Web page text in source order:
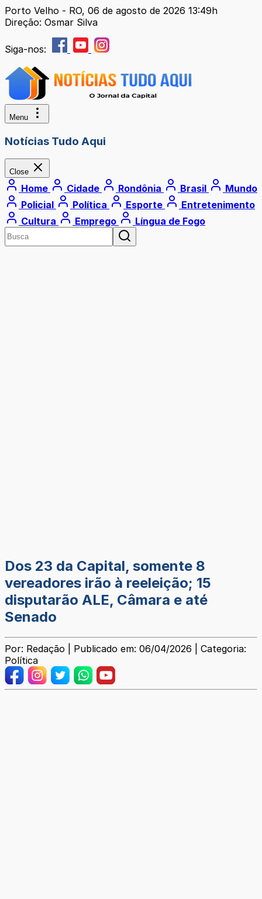
Porto Velho - RO, 06 de agosto de 2026 13:49h
Direção: Osmar Silva
Siga-nos:
Menu
Notícias Tudo Aqui
Close
Home Cidade Rondônia Brasil
Mundo
Policial
Política Esporte
Entretenimento
Cultura
Emprego Língua de Fogo
Dos 23 da Capital, somente 8
vereadores irão à reeleição; 15
disputarão ALE, Câmara e até
Senado
Por: Redação | Publicado em: 06/04/2026 | Categoria:
Política